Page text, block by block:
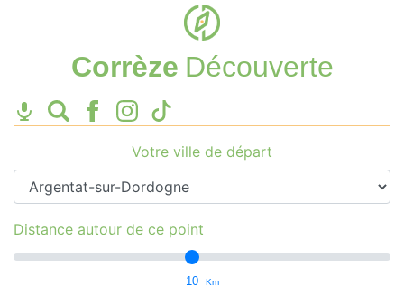
Corrèze Découverte
Votre ville de départ
Distance autour de ce point
10 Km